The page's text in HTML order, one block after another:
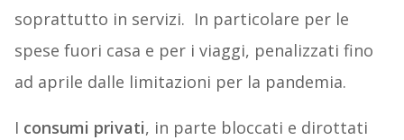
soprattutto in servizi. In particolare per le
spese fuori casa e per i viaggi, penalizzati fino
ad aprile dalle limitazioni per la pandemia.
I consumi privati, in parte bloccati e dirottati